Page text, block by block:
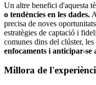
Un altre benefici d'aquesta
o tendències en les dades.
precisa de noves
estratègies de captació i
comunes dins del clúster, les
enfocaments i anticipar-se
Millora de